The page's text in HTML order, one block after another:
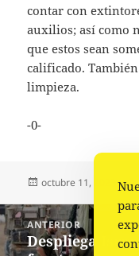
contar con
auxilios; así como
que estos sean
calificado.
limpieza.
-0-
Publicado
octubre 11, 2023
Navegación
de
entradas
ANTERIOR
Entrada
Despliega